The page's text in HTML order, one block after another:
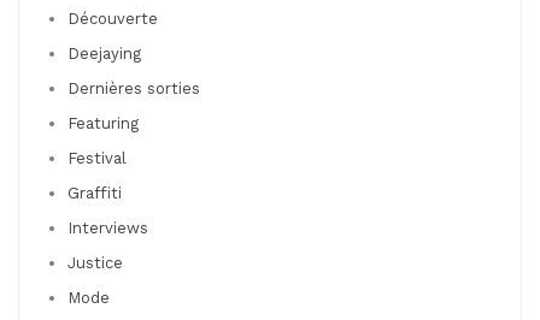
Découverte
Deejaying
Dernières sorties
Featuring
Festival
Graffiti
Interviews
Justice
Mode